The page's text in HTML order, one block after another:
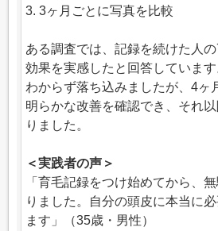
3. 3ヶ月ごとに写真を比較
ある調査では、記録を続けた人
効果を実感したと回答していま
わからず落ち込みましたが、4ヶ
明らかな改善を確認でき、それ
りました。
＜実践者の声＞
「育毛記録をつけ始めてから、
りました。自分の頭皮に本当に
ます」（35歳・男性）